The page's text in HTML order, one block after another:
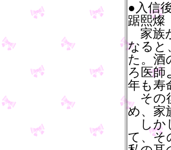
●入信
踞熙燦
家族
なると
た。酒
ろ医師
年も寿
その後
め、家
しか
て、そ